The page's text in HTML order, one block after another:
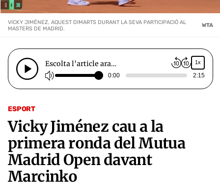
ESPORT
Vicky Jiménez cau a la
primera ronda del Mutua
Madrid Open davant
Marcinko
VICKY JIMÉNEZ, AQUEST DIMARTS DURANT LA SEVA PARTICIPACIÓ AL
MASTERS DE MADRID.
WTA
Escolta l'article ara… 1x
0:00 2:15